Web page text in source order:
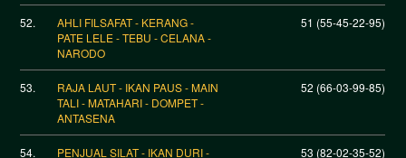
52.
AHLI FILSAFAT - KERANG -
PATE LELE - TEBU - CELANA -
NARODO
51 (55-45-22-95)
53.
RAJA LAUT - IKAN PAUS - MAIN
TALI - MATAHARI - DOMPET -
ANTASENA
52 (66-03-99-85)
54.
PENJUAL SILAT - IKAN DURI -
53 (82-02-35-52)